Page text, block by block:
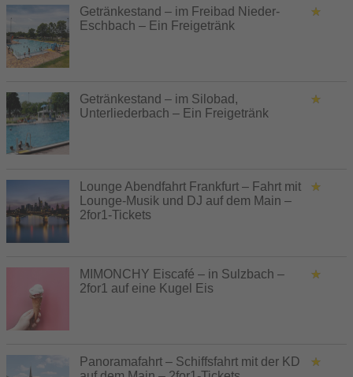
Getränkestand – im Freibad Nieder-
Eschbach – Ein Freigetränk
Getränkestand – im Silobad,
Unterliederbach – Ein Freigetränk
Lounge Abendfahrt Frankfurt – Fahrt mit
Lounge-Musik und DJ auf dem Main –
2for1-Tickets
MIMONCHY Eiscafé – in Sulzbach –
2for1 auf eine Kugel Eis
Panoramafahrt – Schiffsfahrt mit der KD